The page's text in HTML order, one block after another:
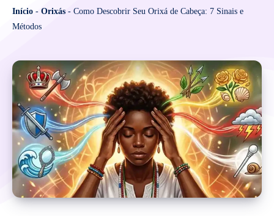
Início - Orixás - Como Descobrir Seu Orixá de Cabeça: 7 Sinais e
Métodos